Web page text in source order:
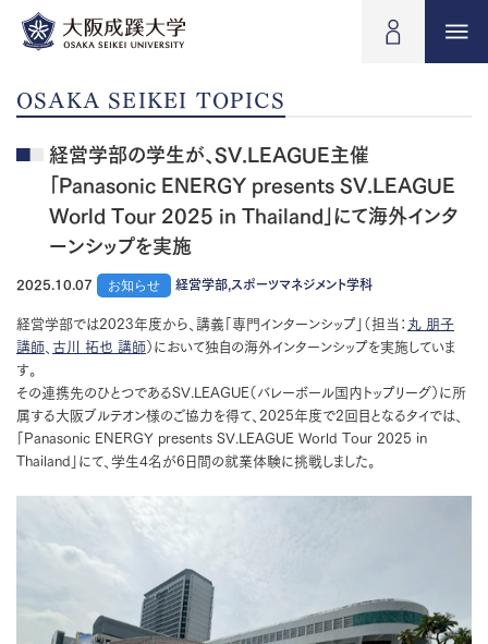
OSAKA SEIKEI TOPICS
経営学部の学生が、SV.LEAGUE主催
「Panasonic ENERGY presents SV.LEAGUE
World Tour 2025 in Thailand」にて海外インタ
ーンシップを実施
2025.10.07 お知らせ 経営学部,スポーツマネジメント学科
経営学部では2023年度から、講義「専門インターンシップ」（担当： 丸 朋子
講師
古川 拓也 講師）において独自の海外インターンシップを実施していま
す。
その連携先のひとつであるSV.LEAGUE（バレーボール国内トップリーグ）に所
属する大阪ブルテオン様のご協力を得て、2025年度で2回目となるタイでは、
「Panasonic ENERGY presents SV.LEAGUE World Tour 2025 in
Thailand」にて、学生4名が6日間の就業体験に挑戦しました。